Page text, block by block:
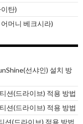
탄)
머니 베크시라)
선샤인) 설치 방
션(드라이브) 적용 방법
션(드라이브) 적용 방법
션(드라이브) 적용 방법